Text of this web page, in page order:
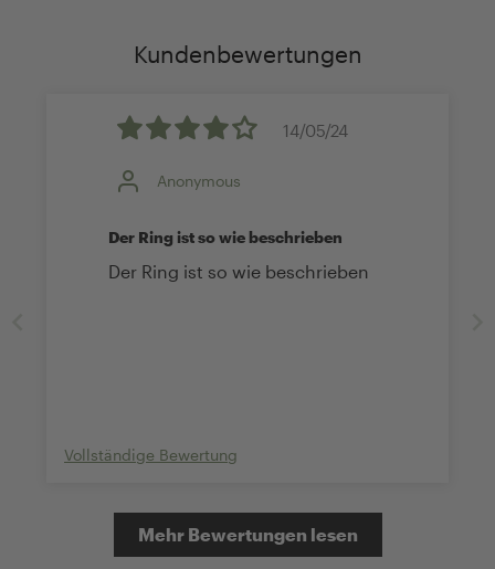
Kundenbewertungen
14/05/24
Anonymous
Der Ring ist so wie beschrieben
Der Ring ist so wie beschrieben
Vollständige Bewertung
Mehr Bewertungen lesen